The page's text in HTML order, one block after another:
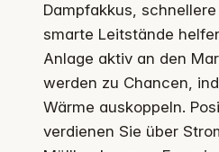
Dampfakkus,
smarte Leitstände
Anlage aktiv an den
werden zu Chancen,
Wärme auskoppeln.
verdienen Sie über